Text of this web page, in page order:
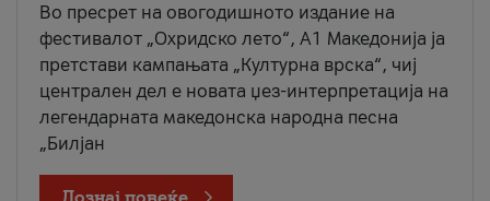
Во пресрет на овогодишното издание на
фестивалот „Охридско лето“, А1 Македонија ја
претстави кампањата „Културна врска“, чиј
централен дел е новата џез-интерпретација на
легендарната македонска народна песна
„Билјан